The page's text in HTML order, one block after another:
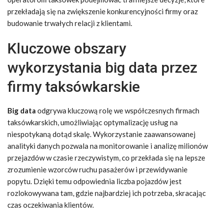
przekładają się na zwiększenie konkurencyjności firmy oraz
budowanie trwałych relacji z klientami.
Kluczowe obszary
wykorzystania big data przez
firmy taksówkarskie
Big data odgrywa kluczową rolę we współczesnych firmach
taksówkarskich, umożliwiając optymalizację usług na
niespotykaną dotąd skalę. Wykorzystanie zaawansowanej
analityki danych pozwala na monitorowanie i analizę milionów
przejazdów w czasie rzeczywistym, co przekłada się na lepsze
zrozumienie wzorców ruchu pasażerów i przewidywanie
popytu. Dzięki temu odpowiednia liczba pojazdów jest
rozlokowywana tam, gdzie najbardziej ich potrzeba, skracając
czas oczekiwania klientów.